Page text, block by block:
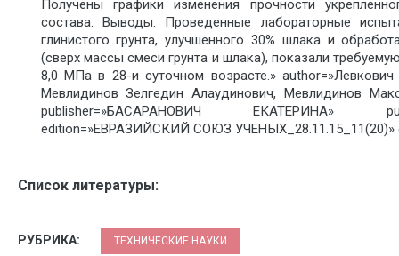
Получены графики изменения прочности
состава. Выводы. Проведенные лабораторные
глинистого грунта, улучшенного 30% шлака и
(сверх массы смеси грунта и шлака), показали
8,0 МПа в 28-и суточном возрасте.» author=»Левкович
Мевлидинов Зелгедин Алаудинович, Мевлидинов
publisher=»БАСАРАНОВИЧ ЕКАТЕРИНА»
edition=»ЕВРАЗИЙСКИЙ СОЮЗ УЧЕНЫХ_28.11.15_11(20)»
Список литературы:
РУБРИКА: ТЕХНИЧЕСКИЕ НАУКИ